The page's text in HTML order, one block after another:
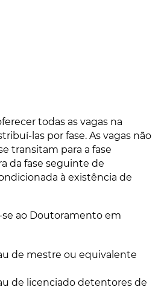
todas as vagas na
las por fase. As vagas não
transitam para a fase
da fase seguinte de
à existência de
ao Doutoramento em
de mestre ou equivalente
de licenciado detentores de